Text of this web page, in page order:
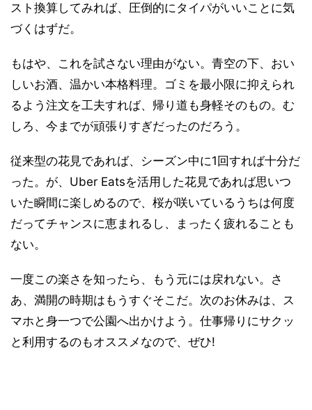
スト換算してみれば、圧倒的にタイパがいいことに気
づくはずだ。
もはや、これを試さない理由がない。青空の下、おい
しいお酒、温かい本格料理。ゴミを最小限に抑えられ
るよう注文を工夫すれば、帰り道も身軽そのもの。む
しろ、今までが頑張りすぎだったのだろう。
従来型の花見であれば、シーズン中に1回すれば十分だ
った。が、Uber Eatsを活用した花見であれば思いつ
いた瞬間に楽しめるので、桜が咲いているうちは何度
だってチャンスに恵まれるし、まったく疲れることも
ない。
一度この楽さを知ったら、もう元には戻れない。さ
あ、満開の時期はもうすぐそこだ。次のお休みは、ス
マホと身一つで公園へ出かけよう。仕事帰りにサクッ
と利用するのもオススメなので、ぜひ!